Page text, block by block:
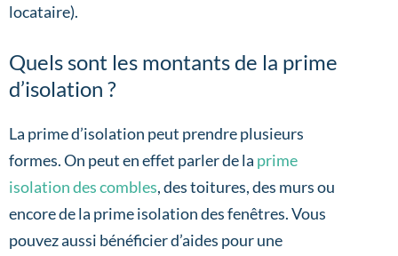
locataire).
Quels sont les montants de la prime
d’isolation ?
La prime d’isolation peut prendre plusieurs
formes. On peut en effet parler de la prime
isolation des combles, des toitures, des murs ou
encore de la prime isolation des fenêtres. Vous
pouvez aussi bénéficier d’aides pour une